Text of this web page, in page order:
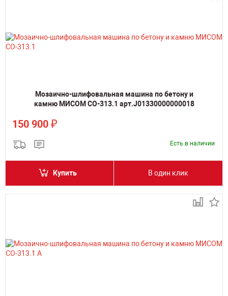
Мозаично-шлифовальная машина по бетону и
камню МИСОМ СО-313.1 арт.J01330000000018
150 900 ₽
Есть в наличии
Купить В один клик